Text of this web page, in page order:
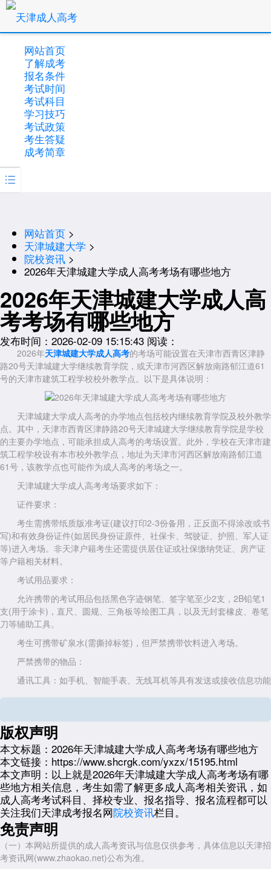
网站首页
了解成考
报名条件
考试时间
考试科目
学习技巧
考试政策
考生答疑
成考简章

网站首页 >
天津城建大学 >
院校资讯 >
2026年天津城建大学成人高考考场有哪些地方
2026年天津城建大学成人高
考考场有哪些地方
发布时间：2026-02-09 15:15:43 阅读：
2026年天津城建大学成人高考的考场可能设置在天津市西青区津静
路20号天津城建大学继续教育学院，或天津市河西区解放南路郁江道61
号的天津市建筑工程学校校外教学点。以下是具体说明：
天津城建大学成人高考的办学地点包括校内继续教育学院及校外教学
点。其中，天津市西青区津静路20号天津城建大学继续教育学院是学校
的主要办学地点，可能承担成人高考的考场设置。此外，学校在天津市建
筑工程学校设有本市校外教学点，地址为天津市河西区解放南路郁江道
61号，该教学点也可能作为成人高考的考场之一。
天津城建大学成人高考考场要求如下：
证件要求：
考生需携带纸质版准考证(建议打印2-3份备用，正反面不得涂改或书
写)和有效身份证件(如居民身份证原件、社保卡、驾驶证、护照、军人证
等)进入考场。非天津户籍考生还需提供居住证或社保缴纳凭证、房产证
等户籍相关材料。
考试用品要求：
允许携带的考试用品包括黑色字迹钢笔、签字笔至少2支，2B铅笔1
支(用于涂卡)，直尺、圆规、三角板等绘图工具，以及无封套橡皮、卷笔
刀等辅助工具。
考生可携带矿泉水(需撕掉标签)，但严禁携带饮料进入考场。
严禁携带的物品：
通讯工具：如手机、智能手表、无线耳机等具有发送或接收信息功能
忆工具等。
修正用品：如涂改液、修正带。
计时器：如手表、手环等，考场内统一配备挂钟。
其他物品：如书包、草稿纸、书籍资料、金属首饰等。
入场流程与时间要求：
每科开考前30分钟，考生需凭准考证和有效证件进入考场。迟到15
分钟者不得进入考点，且不得参加当次科目考试。
建议考生提前1小时到达考点，预留充足时间接受安检和身份核验。
版权声明
本文标题： 2026年天津城建大学成人高考考场有哪些地方
本文链接： https://www.shcrgk.com/yxzx/15195.html
本文声明： 以上就是2026年天津城建大学成人高考考场有哪
些地方相关信息，考生如需了解更多成人高考相关资讯，如
成人高考考试科目、择校专业、报名指导、报名流程都可以
关注我们天津成考报名网院校资讯栏目。
免责声明
（一）本网站所提供的成人高考资讯与信息仅供参考，具体信息以天津招
考资讯网(www.zhaokao.net)公布为准。